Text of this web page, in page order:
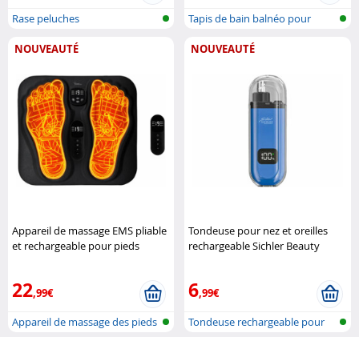
Rase peluches
Tapis de bain balnéo pour
NOUVEAUTÉ
Appareil de massage EMS pliable
et rechargeable pour pieds
22,99€
Appareil de massage des pieds
NOUVEAUTÉ
Tondeuse pour nez et oreilles
rechargeable Sichler Beauty
6,99€
Tondeuse rechargeable pour